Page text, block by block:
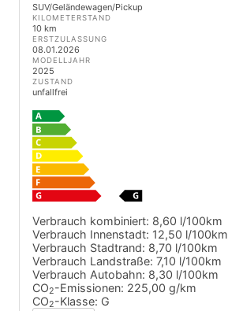
SUV/Geländewagen/Pickup
KILOMETERSTAND
10 km
ERSTZULASSUNG
08.01.2026
MODELLJAHR
2025
ZUSTAND
unfallfrei
Verbrauch kombiniert: 8,60 l/100km
Verbrauch Innenstadt: 12,50 l/100km
Verbrauch Stadtrand: 8,70 l/100km
Verbrauch Landstraße: 7,10 l/100km
Verbrauch Autobahn: 8,30 l/100km
CO2-Emissionen: 225,00 g/km
CO2-Klasse: G